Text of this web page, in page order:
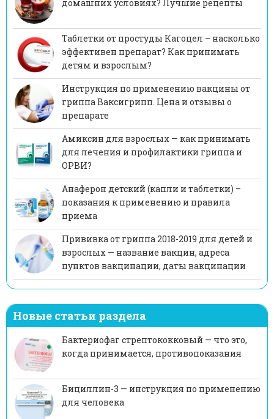
домашних условиях? Лучшие рецепты
Таблетки от простуды Кагоцел – насколько
эффективен препарат? Как принимать
детям и взрослым?
Инструкция по применению вакцины от
гриппа Ваксигрипп. Цена и отзывы о
препарате
Амиксин для взрослых — как принимать
для лечения и профилактики гриппа и
ОРВИ?
Анаферон детский (капли и таблетки) –
показания к применению и правила
приема
Прививка от гриппа 2018-2019 для детей и
взрослых — название вакцин, адреса
пунктов вакцинации, даты вакцинации
Новые статьи раздела
Бактериофаг стрептококковый — что это,
когда принимается, противопоказания
Бициллин-3 — инструкция по применению
для человека